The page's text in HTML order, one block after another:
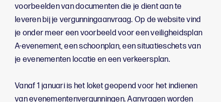
voorbeelden van documenten die je dient aan te
leveren bij je vergunningaanvraag. Op de website vind
je onder meer een voorbeeld voor een veiligheidsplan
A-evenement, een schoonplan, een situatieschets van
je evenementen locatie en een verkeersplan.
Vanaf 1 januari is het loket geopend voor het indienen
van evenementenvergunningen. Aanvragen worden